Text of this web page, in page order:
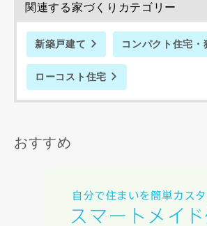
関連する家づくりカテゴリー
新築戸建て コンパクト住宅・
ローコスト住宅
おすすめ